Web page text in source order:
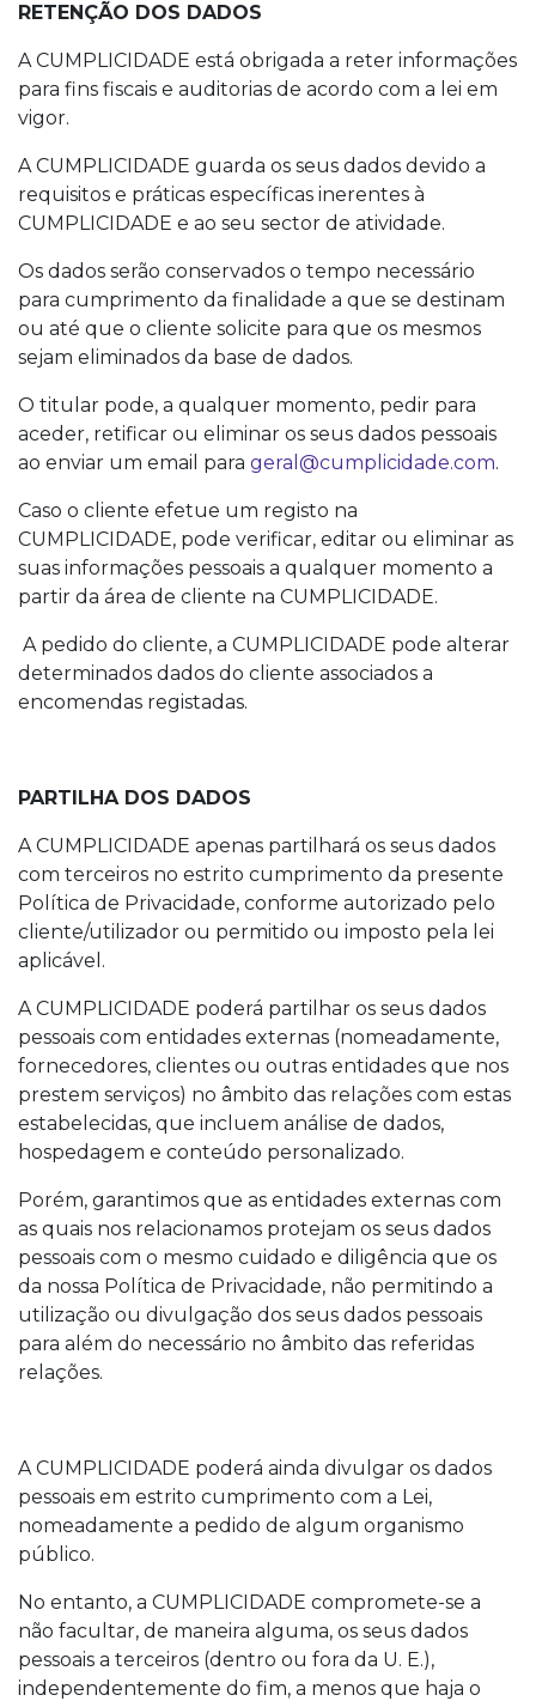
RETENÇÃO DOS DADOS
A CUMPLICIDADE está obrigada a reter informações
para fins fiscais e auditorias de acordo com a lei em
vigor.
A CUMPLICIDADE guarda os seus dados devido a
requisitos e práticas específicas inerentes à
CUMPLICIDADE e ao seu sector de atividade.
Os dados serão conservados o tempo necessário
para cumprimento da finalidade a que se destinam
ou até que o cliente solicite para que os mesmos
sejam eliminados da base de dados.
O titular pode, a qualquer momento, pedir para
aceder, retificar ou eliminar os seus dados pessoais
ao enviar um email para geral@cumplicidade.com.
Caso o cliente efetue um registo na
CUMPLICIDADE, pode verificar, editar ou eliminar as
suas informações pessoais a qualquer momento a
partir da área de cliente na CUMPLICIDADE.
A pedido do cliente, a CUMPLICIDADE pode alterar
determinados dados do cliente associados a
encomendas registadas.
PARTILHA DOS DADOS
A CUMPLICIDADE apenas partilhará os seus dados
com terceiros no estrito cumprimento da presente
Política de Privacidade, conforme autorizado pelo
cliente/utilizador ou permitido ou imposto pela lei
aplicável.
A CUMPLICIDADE poderá partilhar os seus dados
pessoais com entidades externas (nomeadamente,
fornecedores, clientes ou outras entidades que nos
prestem serviços) no âmbito das relações com estas
estabelecidas, que incluem análise de dados,
hospedagem e conteúdo personalizado.
Porém, garantimos que as entidades externas com
as quais nos relacionamos protejam os seus dados
pessoais com o mesmo cuidado e diligência que os
da nossa Política de Privacidade, não permitindo a
utilização ou divulgação dos seus dados pessoais
para além do necessário no âmbito das referidas
relações.
A CUMPLICIDADE poderá ainda divulgar os dados
pessoais em estrito cumprimento com a Lei,
nomeadamente a pedido de algum organismo
público.
No entanto, a CUMPLICIDADE compromete-se a
não facultar, de maneira alguma, os seus dados
pessoais a terceiros (dentro ou fora da U. E.),
independentemente do fim, a menos que haja o